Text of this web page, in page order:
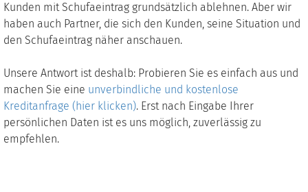
Kunden mit Schufaeintrag grundsätzlich ablehnen. Aber wir
haben auch Partner, die sich den Kunden, seine Situation und
den Schufaeintrag näher anschauen.
Unsere Antwort ist deshalb: Probieren Sie es einfach aus und
machen Sie eine unverbindliche und kostenlose
Kreditanfrage (hier klicken). Erst nach Eingabe Ihrer
persönlichen Daten ist es uns möglich, zuverlässig zu
empfehlen.